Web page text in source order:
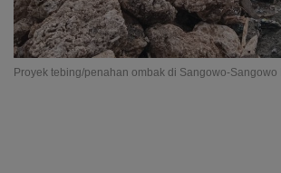
Proyek tebing/penahan ombak di Sangowo-Sangowo